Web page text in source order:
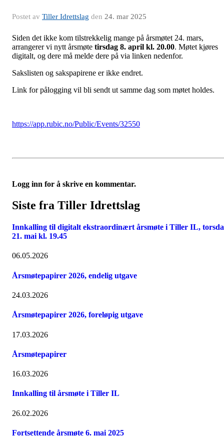
Postet av Tiller Idrettslag den 24. mar 2025
Siden det ikke kom tilstrekkelig mange på årsmøtet 24. mars,
arrangerer vi nytt årsmøte tirsdag 8. april kl. 20.00. Møtet kjøres
digitalt, og dere må melde dere på via linken nedenfor.
Sakslisten og sakspapirene er ikke endret.
Link for pålogging vil bli sendt ut samme dag som møtet holdes.
https://app.rubic.no/Public/Events/32550
Logg inn for å skrive en kommentar.
Siste fra Tiller Idrettslag
Innkalling til digitalt ekstraordinært årsmøte i Tiller IL,
21. mai kl. 19.45
06.05.2026
Årsmøtepapirer 2026, endelig utgave
24.03.2026
Årsmøtepapirer 2026, foreløpig utgave
17.03.2026
Årsmøtepapirer
16.03.2026
Innkalling til årsmøte i Tiller IL
26.02.2026
Fortsettende årsmøte 6. mai 2025